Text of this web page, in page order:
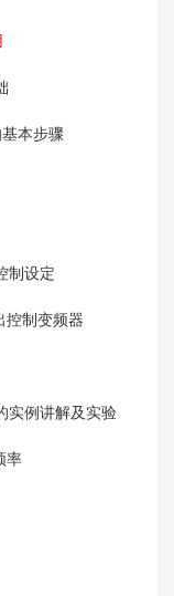
本步骤
制设定
控制变频器
实例讲解及实验
率